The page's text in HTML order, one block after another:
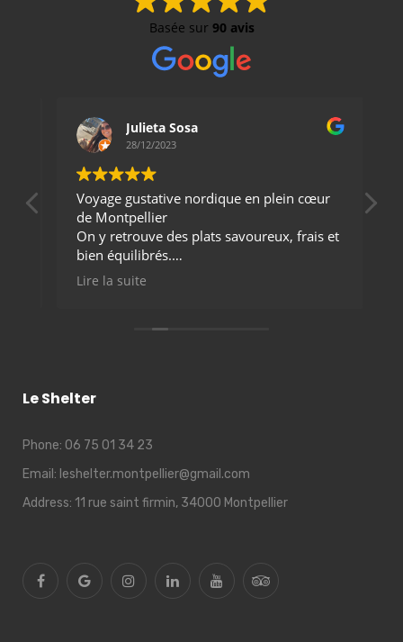
Basée sur 90 avis
Julieta Sosa
28/12/2023
Voyage gustative nordique en plein cœur
de Montpellier
On y retrouve des plats savoureux, frais et
bien équilibrés.
Options disponibles pour tout le monde,
qualité. Excellent service
Lire la suite
Le Shelter
Phone: 06 75 01 34 23
Email: leshelter.montpellier@gmail.com
Address: 11 rue saint firmin, 34000 Montpellier